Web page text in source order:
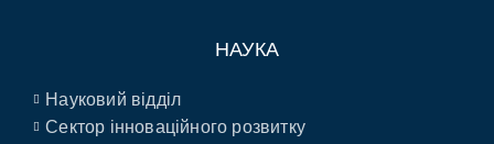
НАУКА
Науковий відділ
Сектор інноваційного розвитку